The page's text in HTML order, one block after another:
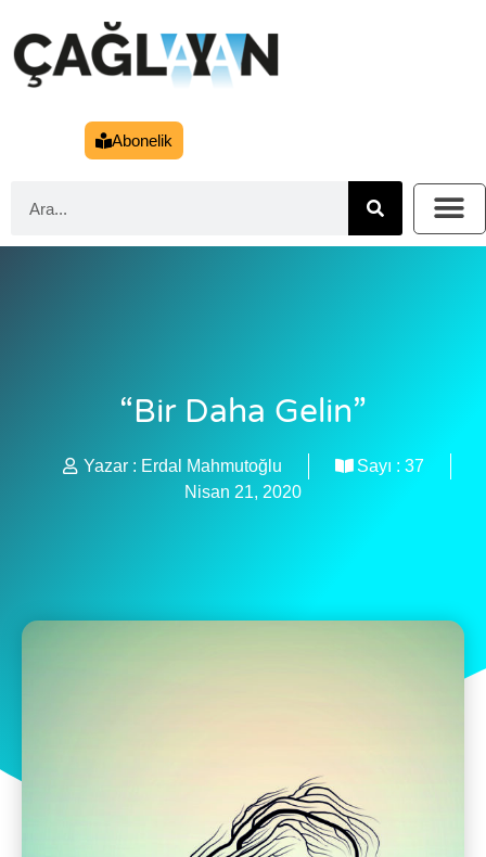
Abonelik
“Bir Daha Gelin”
Yazar : Erdal Mahmutoğlu Sayı : 37
Nisan 21, 2020